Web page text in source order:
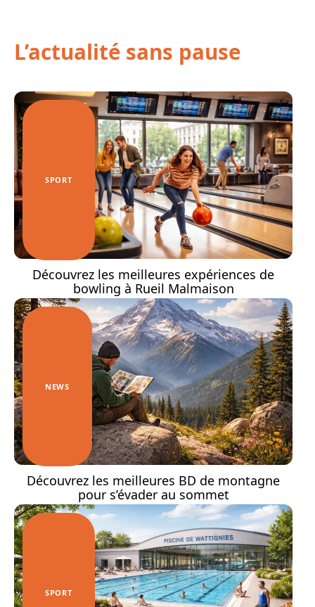
L’actualité sans pause
SPORT
Découvrez les meilleures expériences de
bowling à Rueil Malmaison
NEWS
Découvrez les meilleures BD de montagne
pour s’évader au sommet
SPORT